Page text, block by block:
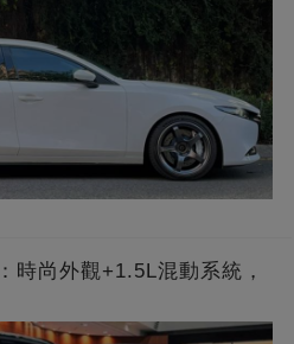
時尚外觀+1.5L混動系統，